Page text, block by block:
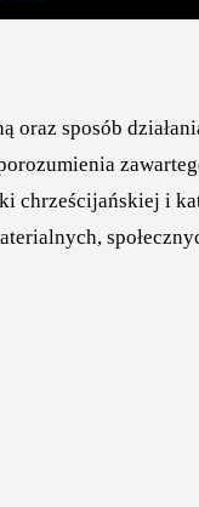
sposób
i